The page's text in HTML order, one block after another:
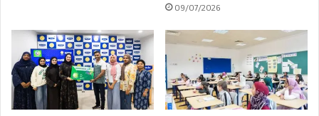
09/07/2026